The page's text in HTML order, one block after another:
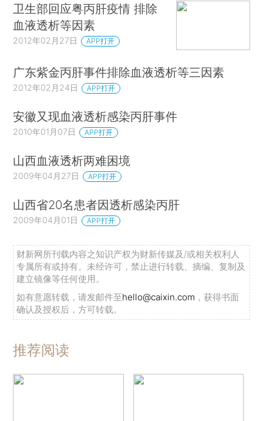
卫生部回应粤丙肝疫情 排除
血液透析等因素
2012年02月27日 APP打开
广东紫金丙肝事件排除血液透析等三因素
2012年02月24日 APP打开
安徽又现血液透析感染丙肝事件
2010年01月07日 APP打开
山西血液透析两难困境
2009年04月27日 APP打开
山西省20名患者因透析感染丙肝
2009年04月01日 APP打开
财新网所刊载内容之知识产权为财新传媒及/或相关权利人
专属所有或持有。未经许可，禁止进行转载、摘编、复制及
建立镜像等任何使用。
如有意愿转载，请发邮件至hello@caixin.com ，获得书面
确认及授权后，方可转载。
推荐阅读